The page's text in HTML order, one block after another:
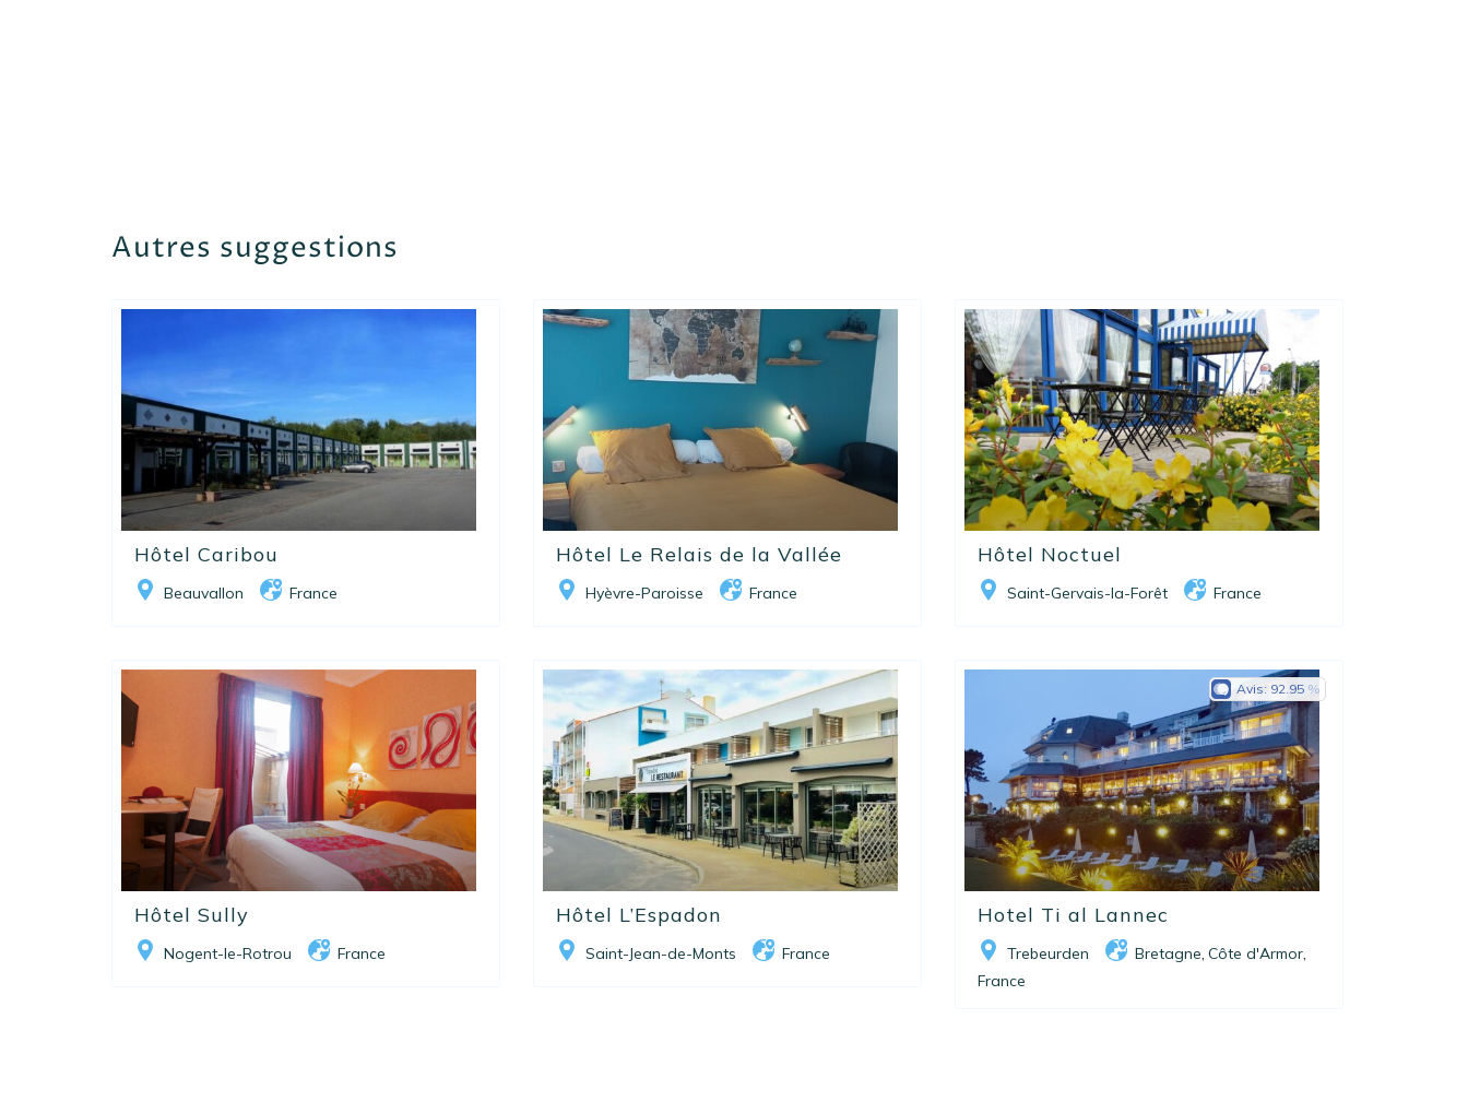
Autres suggestions
Hôtel Caribou
Beauvallon France
Hôtel Le Relais de la Vallée
Hyèvre-Paroisse France
Hôtel Noctuel
Saint-Gervais-la-Forêt France
Hôtel Sully
Nogent-le-Rotrou France
Hôtel L’Espadon
Saint-Jean-de-Monts France
Hotel Ti al Lannec
Trebeurden Bretagne ,Côte d'Armor
France
Avis: 92.95